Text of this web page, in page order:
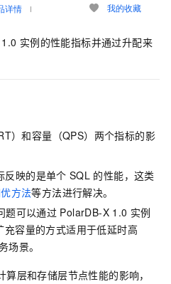
详情 我的收藏
实例的性能指标并通过升配来
）和容量（QPS）两个指标的影
反映的是单个 SQL 的性能，这类
方法等方法进行解决。
题可以通过 PolarDB-X 1.0 实例
容量的方式适用于低延时高
场景。
算层和存储层节点性能的影响，